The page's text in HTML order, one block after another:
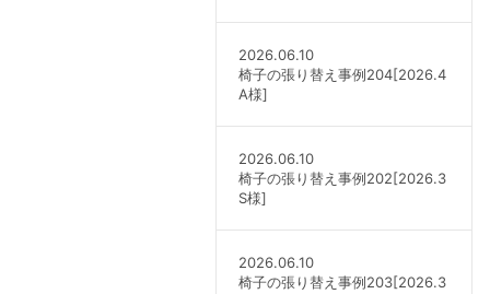
2026.06.10
椅子の張り替え事例204[2026.4
A様]
2026.06.10
椅子の張り替え事例202[2026.3
S様]
2026.06.10
椅子の張り替え事例203[2026.3